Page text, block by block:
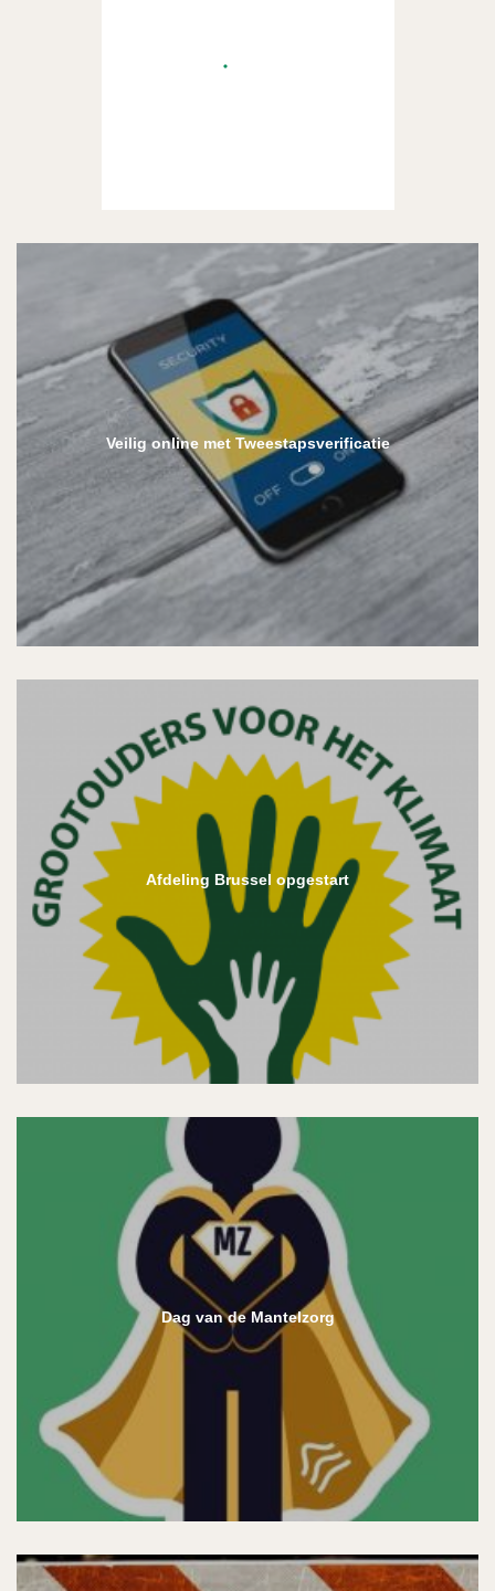
Veilig online met Tweestapsverificatie
Afdeling Brussel opgestart
Dag van de Mantelzorg